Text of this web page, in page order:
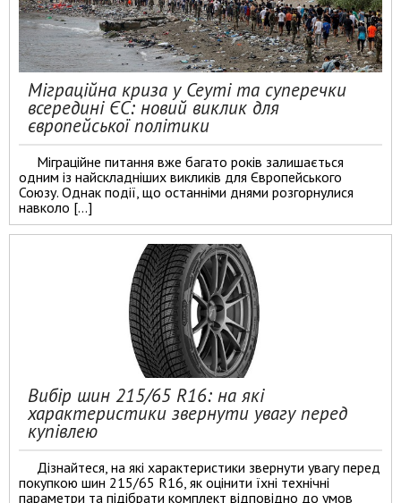
Міграційна криза у Сеуті та суперечки
всередині ЄС: новий виклик для
європейської політики
Міграційне питання вже багато років залишається
одним із найскладніших викликів для Європейського
Союзу. Однак події, що останніми днями розгорнулися
навколо […]
Вибір шин 215/65 R16: на які
характеристики звернути увагу перед
купівлею
Дізнайтеся, на які характеристики звернути увагу перед
покупкою шин 215/65 R16, як оцінити їхні технічні
параметри та підібрати комплект відповідно до умов